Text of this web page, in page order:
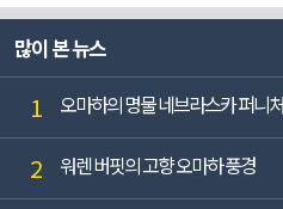
많이 본 뉴스
1 오마하의 명물 네브라스카 퍼니
2 워렌 버핏의 고향 오마하 풍경